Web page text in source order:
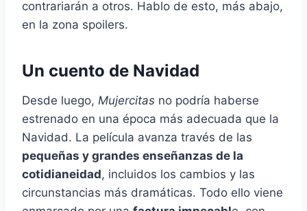
contrariarán a otros. Hablo de esto, más abajo,
en la zona spoilers.
Un cuento de Navidad
Desde luego, Mujercitas no podría haberse
estrenado en una época más adecuada que la
Navidad. La película avanza través de las
pequeñas y grandes enseñanzas de la
cotidianeidad, incluidos los cambios y las
circunstancias más dramáticas. Todo ello viene